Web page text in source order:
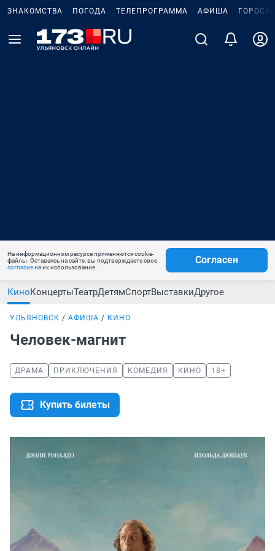
ЗНАКОМСТВА ПОГОДА ТЕЛЕПРОГРАММА АФИША
На информационном ресурсе применяются cookie-
файлы. Оставаясь на сайте, вы подтверждаете свое
согласиена их использование.
Согласен
КиноКонцертыТеатрДетямСпортВыставкиДругое
УЛЬЯНОВСК АФИША КИНО
Человек-магнит
ДРАМА ПРИКЛЮЧЕНИЯ КОМЕДИЯ КИНО 18+
Купить билеты